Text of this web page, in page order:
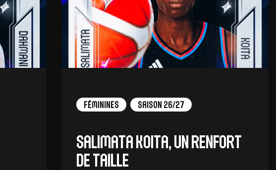
Féminines Saison 26/27
Salimata Koita, un renfort
de taille